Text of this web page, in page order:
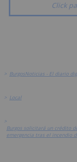
Click
> BurgosNoticias - El diario
> Local
>
Burgos solicitará un crédito
emergencia tras el incendio